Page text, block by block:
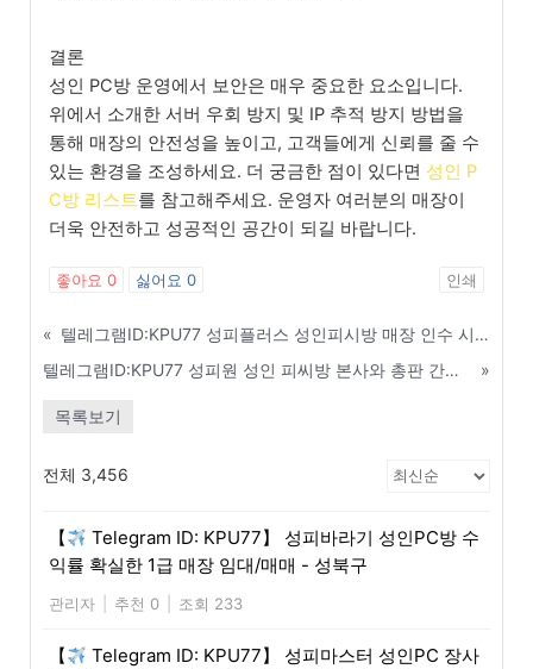
결론
성인 PC방 운영에서 보안은 매우 중요한 요소입니다.
위에서 소개한 서버 우회 방지 및 IP 추적 방지 방법을
통해 매장의 안전성을 높이고, 고객들에게 신뢰를 줄 수
있는 환경을 조성하세요. 더 궁금한 점이 있다면 성인 P
C방 리스트를 참고해주세요. 운영자 여러분의 매장이
더욱 안전하고 성공적인 공간이 되길 바랍니다.
좋아요 0 싫어요 0 인쇄
«
텔레그램ID:KPU77 성피플러스 성인피시방 매장 인수 시 반드시 확인해야 할 체크리스트 - 안양
텔레그램ID:KPU77 성피원 성인 피씨방 본사와 총판 간의 상생 및 윈윈 전략 - 광명
»
목록보기
전체 3,456
【
Telegram ID: KPU77】 성피바라기 성인PC방 수
익률 확실한 1급 매장 임대/매매 - 성북구
관리자 추천 0 조회 233
【
Telegram ID: KPU77】 성피마스터 성인PC 장사